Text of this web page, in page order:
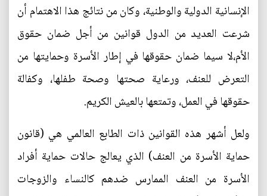
الإنسانية الدولية والوطنية، وكان من نتائج هذا الاهتمام أن
شرعت العديد من الدول قوانين من أجل ضمان حقوق
الأم،لا سيما ضمان حقوقها في إطار الأسرة وحمايتها من
التعرض للعنف، ورعاية صحتها وصحة طفلها، وكفالة
حقوقها في العمل، وتمتعها بالعيش الكريم.
ولعل أشهر هذه القوانين ذات الطابع العالمي هي (قانون
حماية الأسرة من العنف) الذي يعالج حالات حماية أفراد
الأسرة من العنف الممارس ضدهم كالنساء والزوجات